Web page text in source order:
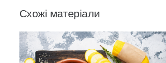
Схожі матеріали